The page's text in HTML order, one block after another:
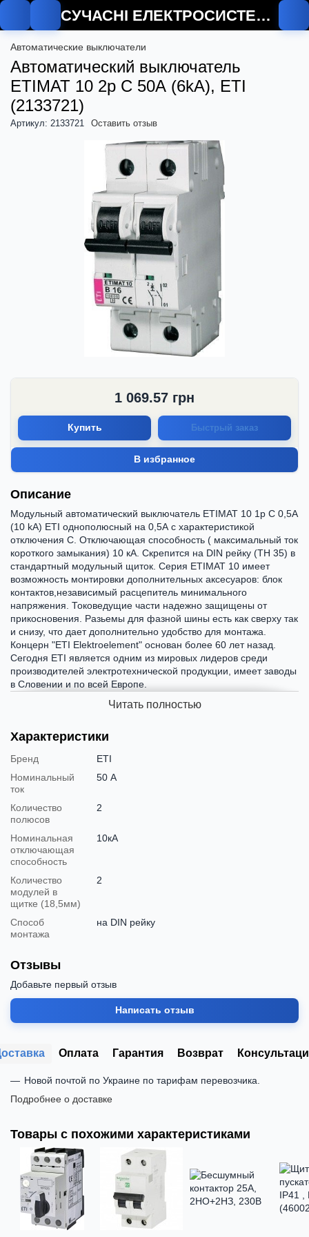
Автоматические выключатели
Автоматический выключатель
ETIMAT 10 2p C 50А (6kA), ETI
(2133721)
Артикул: 2133721 Оставить отзыв
1 069.57 грн
Купить Быстрый заказ
В избранное
Описание
Модульный автоматический выключатель ETIMAT 10 1p C 0,5А
(10 kA) ETI однополюсный на 0,5А с характеристикой
отключения С. Отключающая способность ( максимальный ток
короткого замыкания) 10 кА. Скрепится на DIN рейку (ТН 35) в
стандартный модульный щиток. Серия ETIMAT 10 имеет
возможность монтировки дополнительных аксесуаров: блок
контактов,независимый расцепитель минимального
напряжения. Токоведущие части надежно защищены от
прикосновения. Разьемы для фазной шины есть как сверху так
и снизу, что дает дополнительно удобство для монтажа.
Концерн "ETI Elektroelement" основан более 60 лет назад.
Сегодня ETI является одним из мировых лидеров среди
производителей электротехнической продукции, имеет заводы
в Словении и по всей Европе.
Читать полностью
Характеристики
Бренд
ETI
Номинальный
ток
50 А
Количество
полюсов
2
Номинальная
отключающая
способность
10кА
Количество
модулей в
щитке (18,5мм)
2
Способ
монтажа
на DIN рейку
Отзывы
Добавьте первый отзыв
Написать отзыв
Оплата Гарантия Возврат
Новой почтой по Украине по тарифам перевозчика.
Подробнее о доставке
Товары с похожими характеристиками
СУЧАСНІ ЕЛЕКТРОСИСТЕМИ